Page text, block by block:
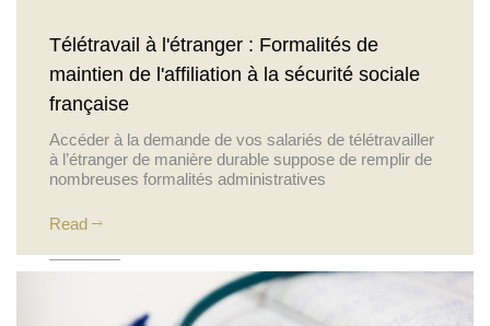
Télétravail à l'étranger : Formalités de
maintien de l'affiliation à la sécurité sociale
française
Accéder à la demande de vos salariés de télétravailler
à l’étranger de manière durable suppose de remplir de
nombreuses formalités administratives
Read
Posted on 21 September 2021